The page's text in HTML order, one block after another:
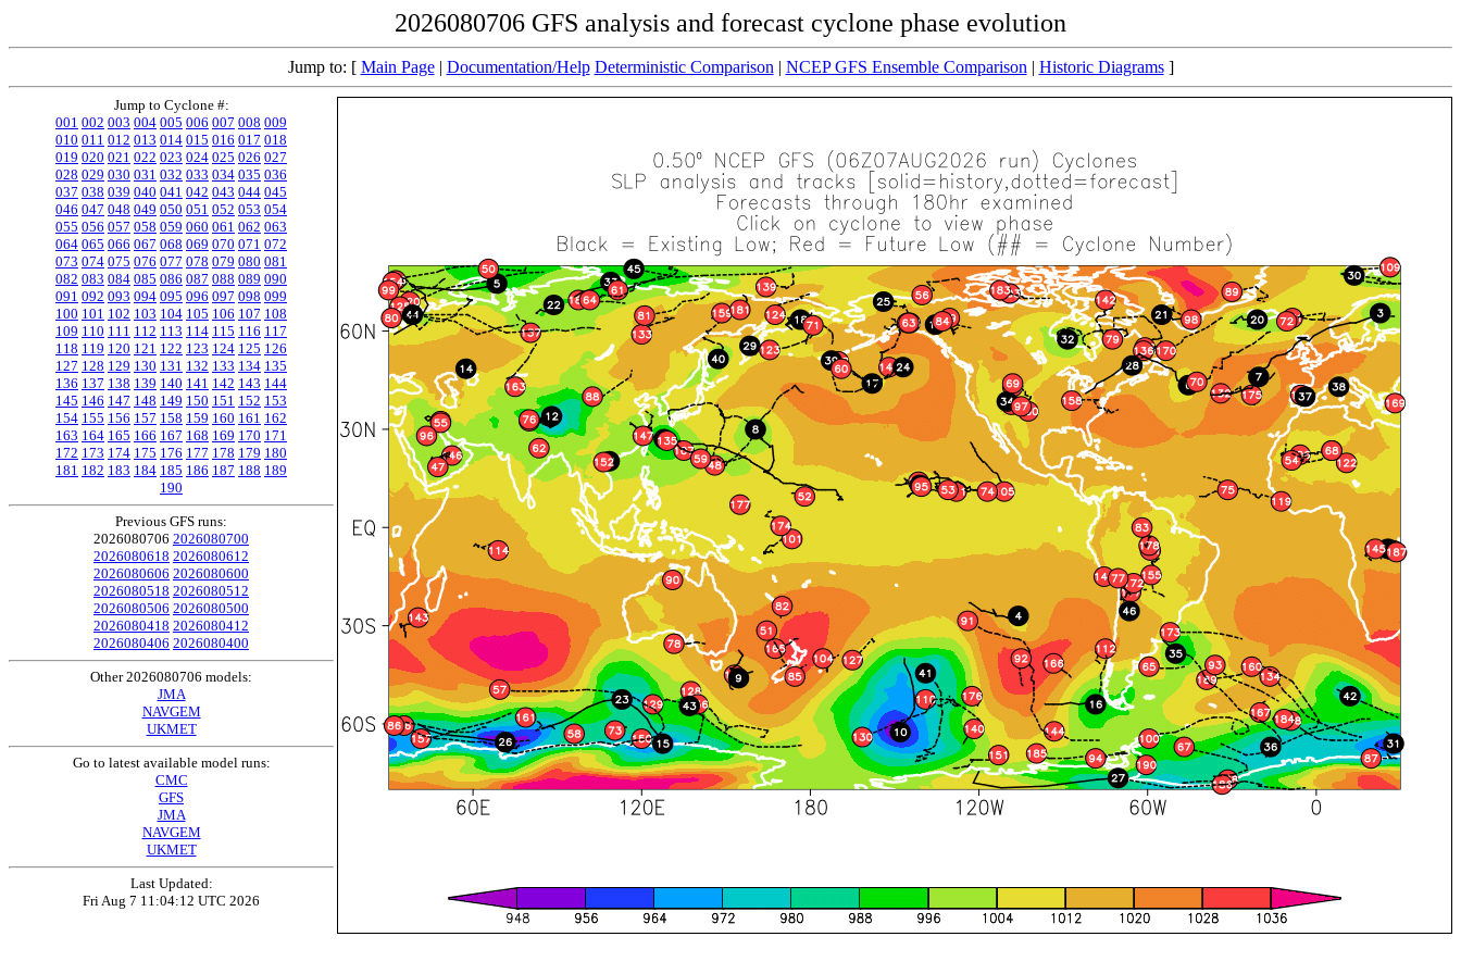
2026080706 GFS analysis and forecast cyclone phase evolution
Jump to: [ Main Page| Documentation/Help Deterministic Comparison | NCEP GFS Ensemble Comparison | Historic Diagrams]
Jump to Cyclone #:
001 002 003 004 005 006 007 008 009
010 011 012 013 014 015 016 017 018
019 020 021 022 023 024 025 026 027
028 029 030 031 032 033 034 035 036
037 038 039 040 041 042 043 044 045
046 047 048 049 050 051 052 053 054
055 056 057 058 059 060 061 062 063
064 065 066 067 068 069 070 071 072
073 074 075 076 077 078 079 080 081
082 083 084 085 086 087 088 089 090
091 092 093 094 095 096 097 098 099
100 101 102 103 104 105 106 107 108
109 110 111 112 113 114 115 116 117
118 119 120 121 122 123 124 125 126
127 128 129 130 131 132 133 134 135
136 137 138 139 140 141 142 143 144
145 146 147 148 149 150 151 152 153
154 155 156 157 158 159 160 161 162
163 164 165 166 167 168 169 170 171
172 173 174 175 176 177 178 179 180
181 182 183 184 185 186 187 188 189
190
Previous GFS runs:
2026080706 2026080700
2026080618 2026080612
2026080606 2026080600
2026080518 2026080512
2026080506 2026080500
2026080418 2026080412
2026080406 2026080400
Other 2026080706 models:
JMA
NAVGEM
UKMET
Go to latest available model runs:
CMC
GFS
JMA
NAVGEM
UKMET
Last Updated:
Fri Aug 7 11:04:12 UTC 2026